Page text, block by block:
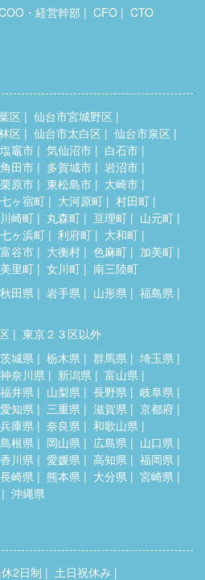
・経営幹部 CFO
CTO
区
仙台市宮城野区
区
仙台市太白区
仙台市泉区
塩竈市 気仙沼市
白石市
角田市 多賀城市
岩沼市
栗原市 東松島市
大崎市
七ヶ宿町 大河原町
村田町
川崎町 丸森町 亘理町
山元町
七ヶ浜町 利府町
大和町
富谷市 大衡村 色麻町
加美町
美里町 女川町
南三陸町
秋田県 岩手県 山形県
福島県
東京２３区以外
茨城県 栃木県 群馬県
埼玉県
神奈川県 新潟県
富山県
福井県 山梨県 長野県
岐阜県
愛知県 三重県 滋賀県
京都府
兵庫県 奈良県
和歌山県
島根県 岡山県 広島県
山口県
香川県 愛媛県 高知県
福岡県
長崎県 熊本県 大分県
宮崎県
沖縄県
2日制 土日祝休み